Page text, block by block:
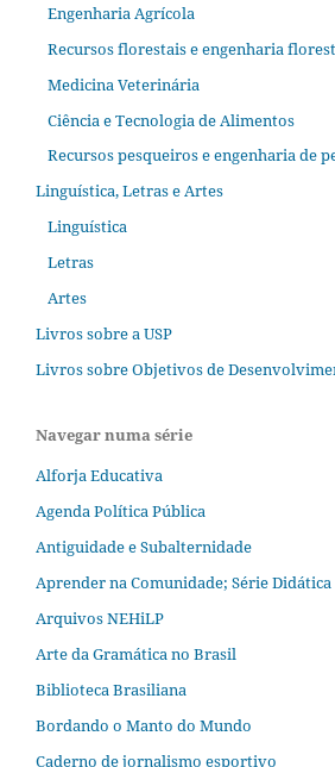
Engenharia Agrícola
Recursos florestais e engenharia
Medicina Veterinária
Ciência e Tecnologia de Alimentos
Recursos pesqueiros e engenharia de
Linguística, Letras e Artes
Linguística
Letras
Artes
Livros sobre a USP
Livros sobre Objetivos de
Navegar numa série
Alforja Educativa
Agenda Política Pública
Antiguidade e Subalternidade
Aprender na Comunidade; Série Didática
Arquivos NEHiLP
Arte da Gramática no Brasil
Biblioteca Brasiliana
Bordando o Manto do Mundo
Caderno de jornalismo esportivo